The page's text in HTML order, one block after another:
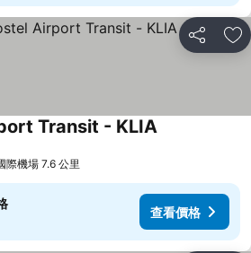
分享 加
Transit - KLIA
際機場 7.6 公里
查看價格